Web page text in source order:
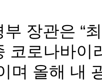
장관은 “
코로나바
며 올해 내